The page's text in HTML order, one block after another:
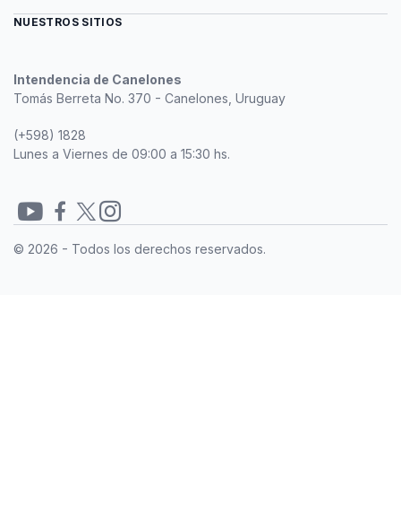
Intendencia de Canelones
Tomás Berreta No. 370 - Canelones, Uruguay
(+598) 1828
Lunes a Viernes de 09:00 a 15:30 hs.
NUESTROS SITIOS
© 2026 - Todos los derechos reservados.
Redes